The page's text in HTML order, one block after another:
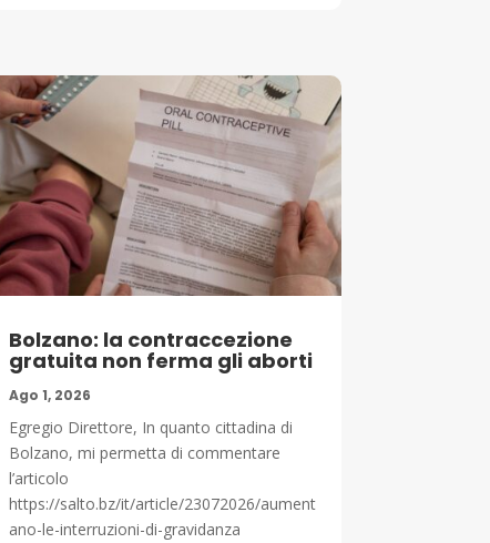
Bolzano: la contraccezione
gratuita non ferma gli aborti
Ago 1, 2026
Egregio Direttore, In quanto cittadina di
Bolzano, mi permetta di commentare
l’articolo
https://salto.bz/it/article/23072026/aument
ano-le-interruzioni-di-gravidanza